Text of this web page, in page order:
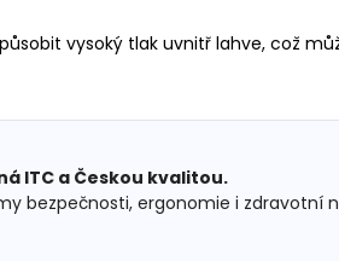
vysoký tlak uvnitř lahve, což
ITC a Českou kvalitou.
bezpečnosti, ergonomie i zdravotní